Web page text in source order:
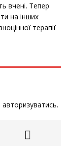
вчені. Тепер
на інших
терапії
авторизуватись.